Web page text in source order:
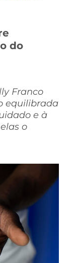
do
Franco
equilibrada
e à
o